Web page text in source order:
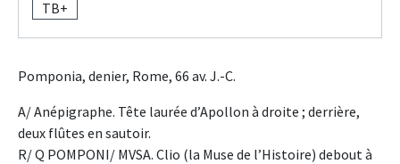
TB+
Pomponia, denier, Rome, 66 av. J.-C.
A/ Anépigraphe. Tête laurée d’Apollon à droite ; derrière,
deux flûtes en sautoir.
R/ Q POMPONI/ MVSA. Clio (la Muse de l’Histoire) debout à